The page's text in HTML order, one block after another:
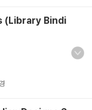
(Library Bindi